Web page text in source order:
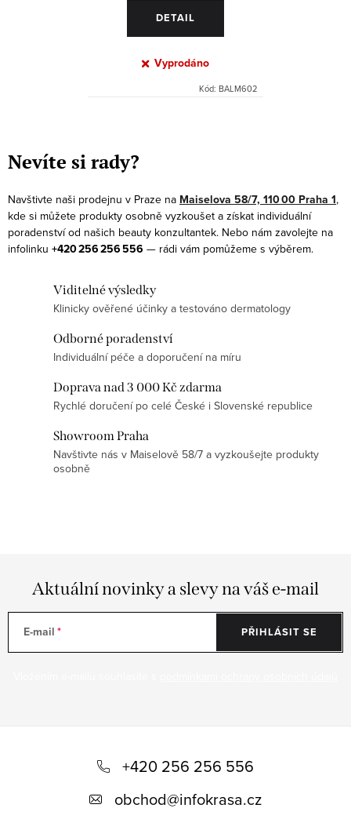
DETAIL
Vyprodáno
Kód: BALM602
v
l
á
d
a
c
Nevíte si rady?
Navštivte naši prodejnu v Praze na Maiselova 58/7, 110 00 Praha 1,
kde si můžete produkty osobně vyzkoušet a získat individuální
poradenství od našich beauty konzultantek. Nebo nám zavolejte na
infolinku +420 256 256 556 — rádi vám pomůžeme s výběrem.
Viditelné výsledky
Klinicky ověřené účinky a testováno dermatology
Odborné poradenství
Individuální péče a doporučení na míru
Doprava nad 3 000 Kč zdarma
Rychlé doručení po celé České i Slovenské republice
Showroom Praha
Navštivte nás v Maiselově 58/7 a vyzkoušejte produkty
osobně
Aktuální novinky a slevy na váš e-mail
E-mail PŘIHLÁSIT SE
+420 256 256 556
obchod@infokrasa.cz